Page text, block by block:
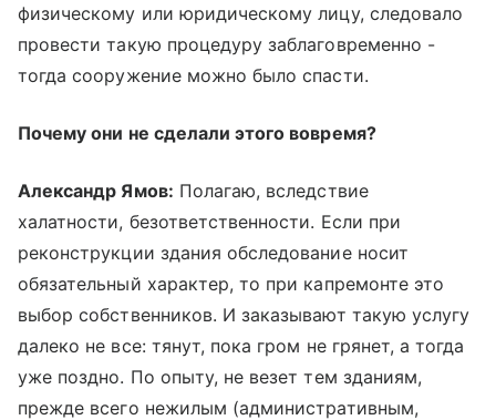
физическому или юридическому лицу, следовало
провести такую процедуру заблаговременно -
тогда сооружение можно было спасти.
Почему они не сделали этого вовремя?
Александр Ямов: Полагаю, вследствие
халатности, безответственности. Если при
реконструкции здания обследование носит
обязательный характер, то при капремонте это
выбор собственников. И заказывают такую услугу
далеко не все: тянут, пока гром не грянет, а тогда
уже поздно. По опыту, не везет тем зданиям,
прежде всего нежилым (административным,